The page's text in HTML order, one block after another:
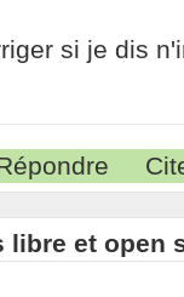
si je dis
libre et open